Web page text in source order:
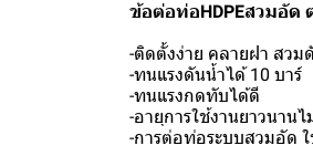
ข้อต่อท่อHDPEสวมอัด
-ติดตั้งง่าย คลายฝา สวม
-ทนแรงดันน้ำได้ 10 บาร์
-ทนแรงกดทับได้ดี
-อายุการใช้งานยาวนาน
-การต่อท่อระบบสวมอัด